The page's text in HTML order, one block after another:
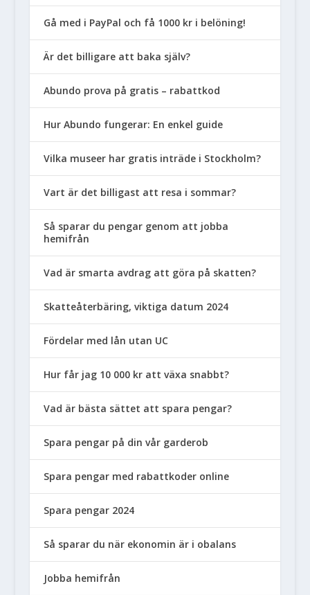
Gå med i PayPal och få 1000 kr i belöning!
Är det billigare att baka själv?
Abundo prova på gratis – rabattkod
Hur Abundo fungerar: En enkel guide
Vilka museer har gratis inträde i Stockholm?
Vart är det billigast att resa i sommar?
Så sparar du pengar genom att jobba
hemifrån
Vad är smarta avdrag att göra på skatten?
Skatteåterbäring, viktiga datum 2024
Fördelar med lån utan UC
Hur får jag 10 000 kr att växa snabbt?
Vad är bästa sättet att spara pengar?
Spara pengar på din vår garderob
Spara pengar med rabattkoder online
Spara pengar 2024
Så sparar du när ekonomin är i obalans
Jobba hemifrån